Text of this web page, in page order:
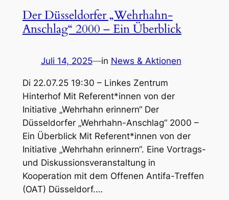
Der Düsseldorfer „Wehrhahn-
Anschlag“ 2000 – Ein Überblick
Juli 14, 2025—in News & Aktionen
Di 22.07.25 19:30 – Linkes Zentrum
Hinterhof Mit Referent*innen von der
Initiative „Wehrhahn erinnern“ Der
Düsseldorfer „Wehrhahn-Anschlag“ 2000 –
Ein Überblick Mit Referent*innen von der
Initiative „Wehrhahn erinnern“. Eine Vortrags-
und Diskussionsveranstaltung in
Kooperation mit dem Offenen Antifa-Treffen
(OAT) Düsseldorf.…